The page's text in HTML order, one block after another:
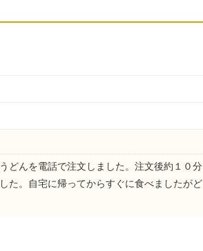
どんを電話で注文しました。注文後約１０分
た。自宅に帰ってからすぐに食べましたがど